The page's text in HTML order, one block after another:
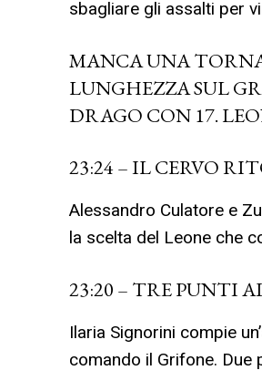
sbagliare gli assalti per
MANCA UNA
LUNGHEZZA SUL
DRAGO CON 17.
23:24 – IL CERVO
Alessandro Culatore e
la scelta del Leone che
23:20 – TRE PUNTI
Ilaria Signorini compie
comando il Grifone. Due